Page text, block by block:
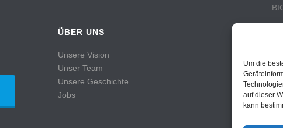
Um die
auf dieser
kann
ÜBER UNS
Unsere Vision
Unser Team
Unsere Geschichte
Jobs